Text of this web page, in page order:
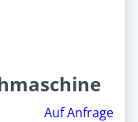
Auf Anfrage